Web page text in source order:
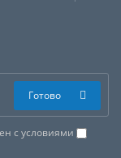
с условиями
Готово